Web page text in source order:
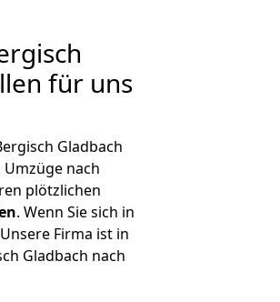
für uns
Gladbach
nach
plötzlichen
. Wenn Sie sich in
Firma ist in
Gladbach nach